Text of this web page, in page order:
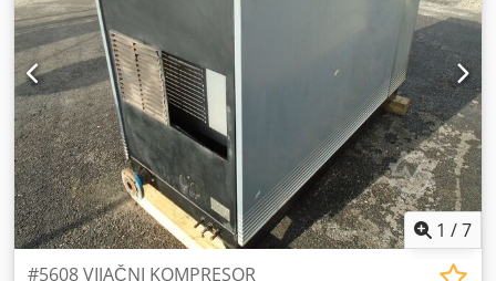
1 /7
#5608 VIJAČNI KOMPRESOR